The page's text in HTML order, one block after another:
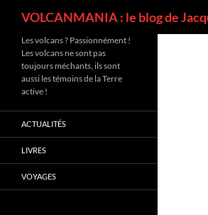
VOLCANMANIA : le blog de
Les volcans ? Passionnément !
Les volcans ne sont pas
toujours méchants, ils sont
aussi les témoins de la Terre
active !
ACTUALITÉS
LIVRES
VOYAGES